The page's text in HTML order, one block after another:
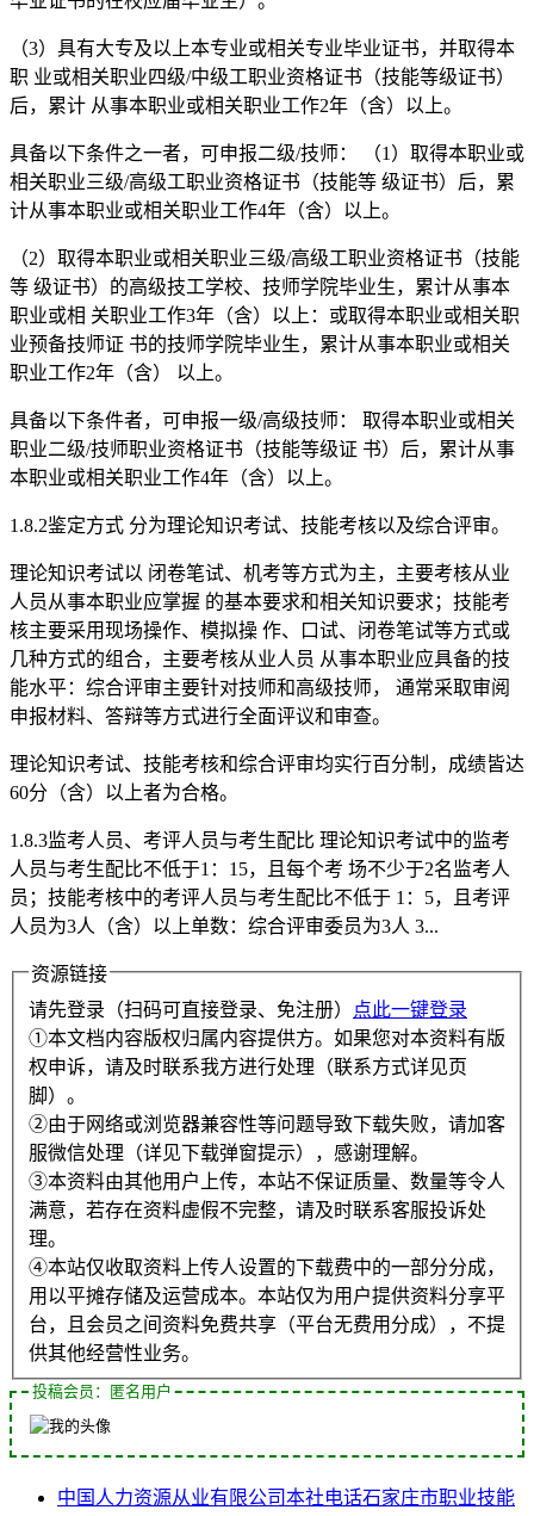
（3）具有大专及以上本专业或相关专业毕业证书，并取得本
职 业或相关职业四级/中级工职业资格证书（技能等级证书）
后，累计 从事本职业或相关职业工作2年（含）以上。
具备以下条件之一者，可申报二级/技师： （1）取得本职业或
相关职业三级/高级工职业资格证书（技能等 级证书）后，累
计从事本职业或相关职业工作4年（含）以上。
（2）取得本职业或相关职业三级/高级工职业资格证书（技能
等 级证书）的高级技工学校、技师学院毕业生，累计从事本
职业或相 关职业工作3年（含）以上：或取得本职业或相关职
业预备技师证 书的技师学院毕业生，累计从事本职业或相关
职业工作2年（含） 以上。
具备以下条件者，可申报一级/高级技师： 取得本职业或相关
职业二级/技师职业资格证书（技能等级证 书）后，累计从事
本职业或相关职业工作4年（含）以上。
1.8.2鉴定方式 分为理论知识考试、技能考核以及综合评审。
理论知识考试以 闭卷笔试、机考等方式为主，主要考核从业
人员从事本职业应掌握 的基本要求和相关知识要求；技能考
核主要采用现场操作、模拟操 作、口试、闭卷笔试等方式或
几种方式的组合，主要考核从业人员 从事本职业应具备的技
能水平：综合评审主要针对技师和高级技师， 通常采取审阅
申报材料、答辩等方式进行全面评议和审查。
理论知识考试、技能考核和综合评审均实行百分制，成绩皆达
60分（含）以上者为合格。
1.8.3监考人员、考评人员与考生配比 理论知识考试中的监考
人员与考生配比不低于1：15，且每个考 场不少于2名监考人
员；技能考核中的考评人员与考生配比不低于 1：5，且考评
人员为3人（含）以上单数：综合评审委员为3人 3...
资源链接
请先登录（扫码可直接登录、免注册）
点此一键登录
①本文档内容版权归属内容提供方。如果您对本资料有版
权申诉，请及时联系我方进行处理（联系方式详见页
脚）。
②由于网络或浏览器兼容性等问题导致下载失败，请加客
服微信处理（详见下载弹窗提示），感谢理解。
③本资料由其他用户上传，本站不保证质量、数量等令人
满意，若存在资料虚假不完整，请及时联系客服投诉处
理。
④本站仅收取资料上传人设置的下载费中的一部分分成，
用以平摊存储及运营成本。本站仅为用户提供资料分享平
台，且会员之间资料免费共享（平台无费用分成），不提
供其他经营性业务。
投稿会员：匿名用户
中国 人力资源从业有限公司本社电话石家庄市职业技能